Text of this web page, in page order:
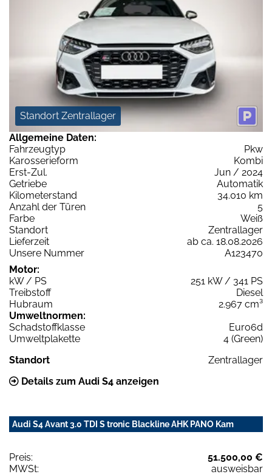
Standort Zentrallager
Allgemeine Daten:
Fahrzeugtyp
Pkw
Karosserieform
Kombi
Erst-Zul.
Jun / 2024
Getriebe
Automatik
Kilometerstand
34.010 km
Anzahl der Türen
5
Farbe
Weiß
Standort
Zentrallager
Lieferzeit
ab ca. 18.08.2026
Unsere Nummer
A123470
Motor:
kW / PS
251 kW / 341 PS
Treibstoff
Diesel
Hubraum
2.967 cm³
Umweltnormen:
Schadstoffklasse
Euro6d
Umweltplakette
4 (Green)
Standort
Zentrallager
Details zum Audi S4 anzeigen
Audi S4 Avant 3.0 TDI S tronic Blackline AHK PANO Kam
Preis:
51.500,00 €
MWSt:
ausweisbar